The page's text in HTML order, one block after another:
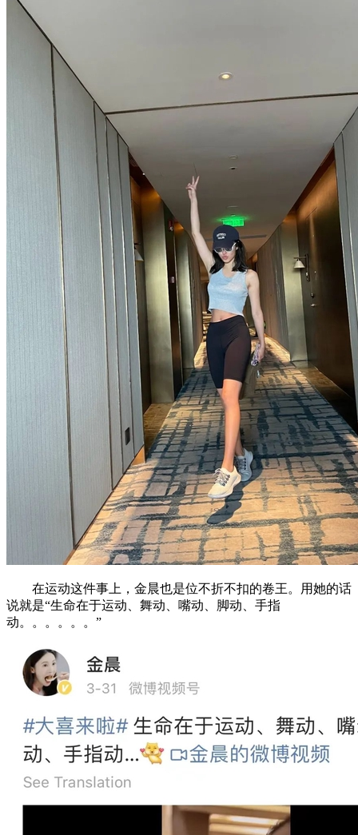
在运动这件事上，金晨也是位不折不扣的卷王。用她的话
说就是“生命在于运动、舞动、嘴动、脚动、手指
动。。。。。。”